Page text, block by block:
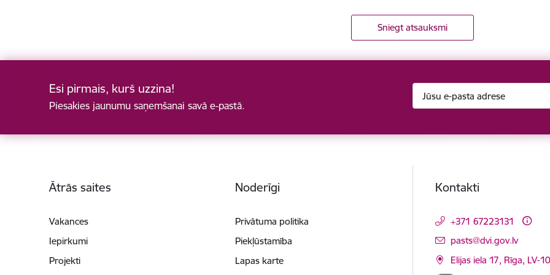
Sniegt atsauksmi
Esi pirmais, kurš uzzina!
Piesakies jaunumu saņemšanai savā e-pastā.
Ātrās saites
Vakances
Iepirkumi
Projekti
Noderīgi
Privātuma politika
Piekļūstamība
Lapas karte
Kontakti
+371 67223131
E-pasts:
pasts@dvi.gov.lv
Elijas iela 17, Rīga, LV-